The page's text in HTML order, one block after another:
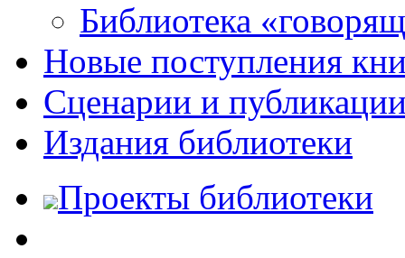
Библиотека
Новые поступления
Сценарии и
Издания библиотеки
Проекты библиотеки